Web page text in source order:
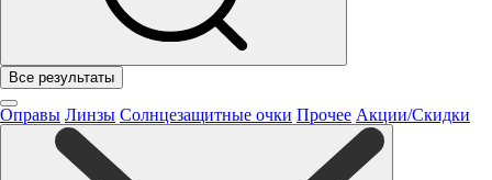
Все результаты
Оправы Линзы Солнцезащитные очки Прочее Акции/Скидки